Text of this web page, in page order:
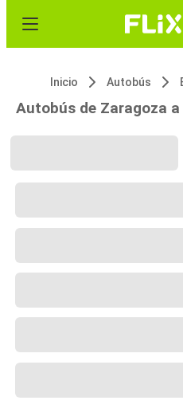
Inicio Autobús
Autobús de Zaragoza